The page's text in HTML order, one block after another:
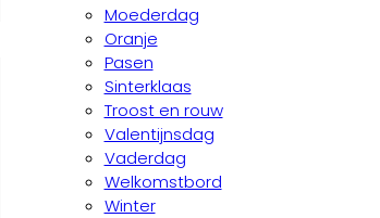
Moederdag
Oranje
Pasen
Sinterklaas
Troost en rouw
Valentijnsdag
Vaderdag
Welkomstbord
Winter